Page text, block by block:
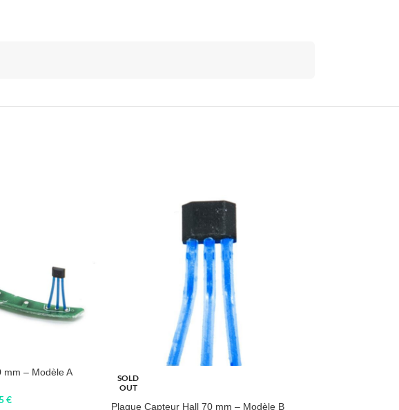
mm – Modèle A
€
SOLD
OUT
Plaque Capteur Hall 70 mm – Modèle B